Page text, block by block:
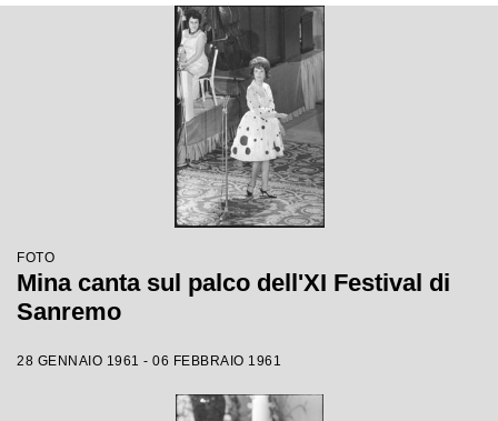
FOTO
Mina canta sul palco dell'XI Festival di
Sanremo
28 GENNAIO 1961 - 06 FEBBRAIO 1961